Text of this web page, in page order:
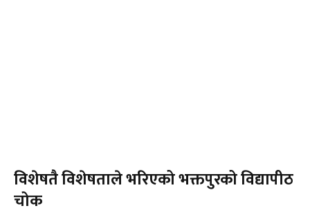
विशेषतै विशेषताले भरिएको भक्तपुरको विद्यापीठ
चोक